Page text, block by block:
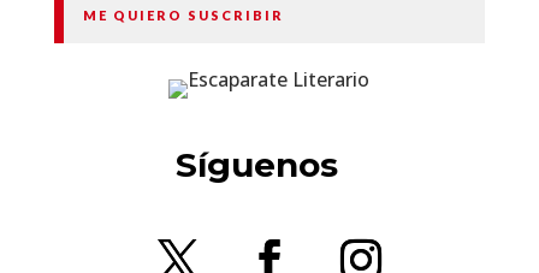
ME QUIERO SUSCRIBIR
Síguenos